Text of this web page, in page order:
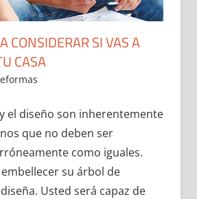
CONSIDERAR SI VAS A
CASA
de 2021
el diseño son inherentemente
que no deben ser
como iguales.
su árbol de
Usted será capaz de